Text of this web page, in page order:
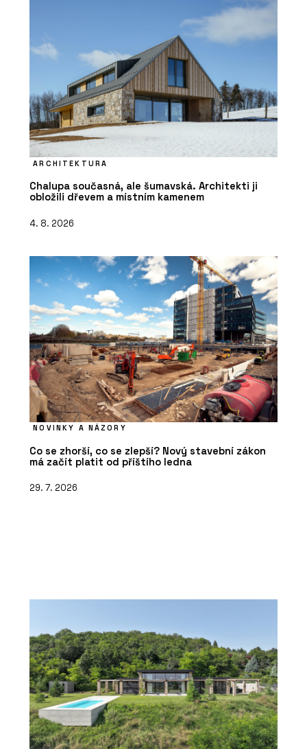
ARCHITEKTURA
Chalupa současná, ale šumavská. Architekti ji
obložili dřevem a místním kamenem
4. 8. 2026
NOVINKY A NÁZORY
Co se zhorší, co se zlepší? Nový stavební zákon
má začít platit od příštího ledna
29. 7. 2026